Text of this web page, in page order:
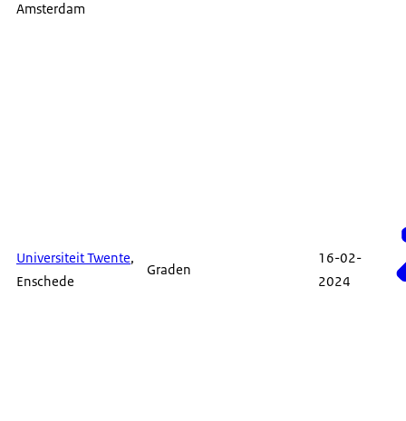
Amsterdam
Universiteit Twente,
Enschede
Graden
16-02-
2024